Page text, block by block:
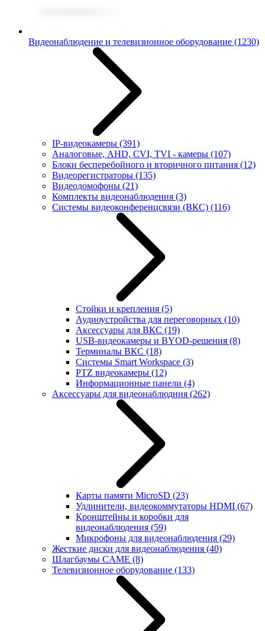
Видеонаблюдение и телевизионное оборудование (1230)
IP-видеокамеры (391)
Аналоговые, AHD, CVI, TVI - камеры (107)
Блоки бесперебойного и вторичного питания (12)
Видеорегистраторы (135)
Видеодомофоны (21)
Комплекты видеонаблюдения (3)
Системы видеоконференцсвязи (ВКС) (116)
Стойки и крепления (5)
Аудиоустройства для переговорных (10)
Аксессуары для ВКС (19)
USB-видеокамеры и BYOD-решения (8)
Терминалы ВКС (18)
Системы Smart Workspace (3)
PTZ видеокамеры (12)
Информационные панели (4)
Аксессуары для видеонаблюдния (262)
Карты памяти MicroSD (23)
Удлинители, видеокоммутаторы HDMI (67)
Кронштейны и коробки для
видеонаблюдения (59)
Микрофоны для видеонаблюдения (29)
Жесткие диски для видеонаблюдения (40)
Шлагбаумы CAME (8)
Телевизионное оборудование (133)